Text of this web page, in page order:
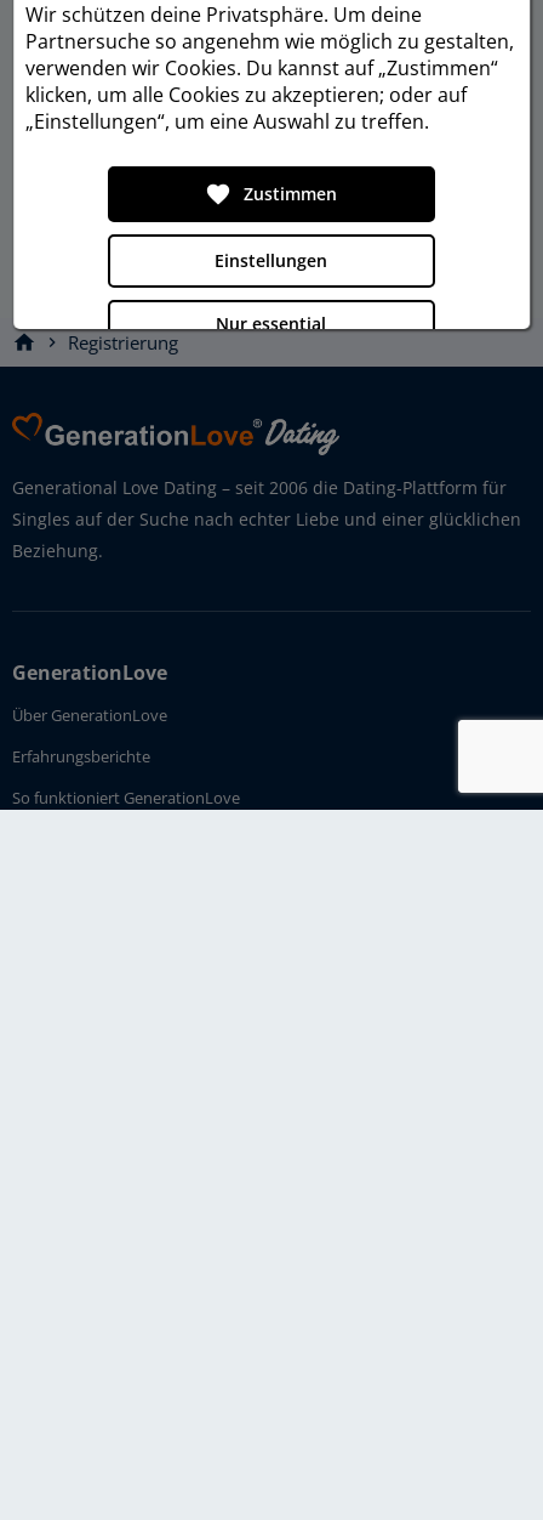
home chevron_right Registrierung
Generational Love Dating – seit 2006 die Dating-Plattform für
Singles auf der Suche nach echter Liebe und einer glücklichen
Beziehung.
GenerationLove
Über GenerationLove
Erfahrungsberichte
So funktioniert GenerationLove
Wir schützen deine Privatsphäre. Um deine
Partnersuche so angenehm wie möglich zu gestalten,
verwenden wir Cookies. Du kannst auf „Zustimmen“
klicken, um alle Cookies zu akzeptieren; oder auf
„Einstellungen“, um eine Auswahl zu treffen.
Nur essential
Einstellungen
favorite Zustimmen